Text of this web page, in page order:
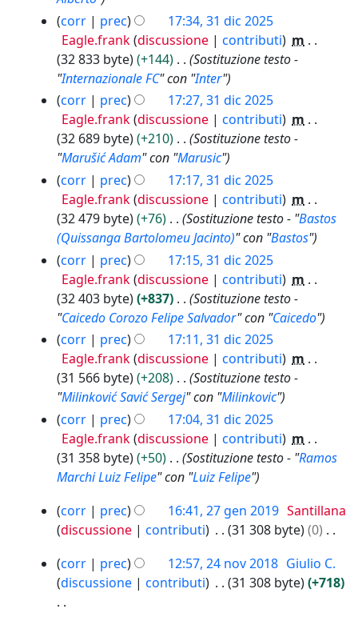
corr
prec
17:34, 31 dic 2025
Eagle.frank discussione contributi
m
32 833 byte
+144
Sostituzione testo -
"Internazionale FC" con "Inter"
corr
prec
17:27, 31 dic 2025
Eagle.frank discussione contributi m
32 689 byte
+210
Sostituzione testo -
"Marušić Adam" con "Marusic"
corr
prec
17:17, 31 dic 2025
Eagle.frank discussione contributi
m
32 479 byte
+76 Sostituzione testo - "Bastos
(Quissanga Bartolomeu Jacinto)" con "Bastos"
corr
prec
17:15, 31 dic 2025
Eagle.frank discussione contributi
m
32 403 byte
+837
Sostituzione testo -
"Caicedo Corozo Felipe Salvador" con "Caicedo"
corr
prec
17:11, 31 dic 2025
Eagle.frank discussione contributi
m
31 566 byte
+208
Sostituzione testo -
"Milinković Savić Sergej" con "Milinkovic"
corr
prec
17:04, 31 dic 2025
Eagle.frank discussione contributi
m
31 358 byte
+50 Sostituzione testo - "Ramos
Marchi Luiz Felipe" con "Luiz Felipe"
corr prec 16:41, 27 gen 2019 Santillana
discussione
contributi 31 308 byte
0
e
s
s
corr prec 12:57, 24 nov 2018 Giulio C.
discussione
contributi 31 308 byte +718